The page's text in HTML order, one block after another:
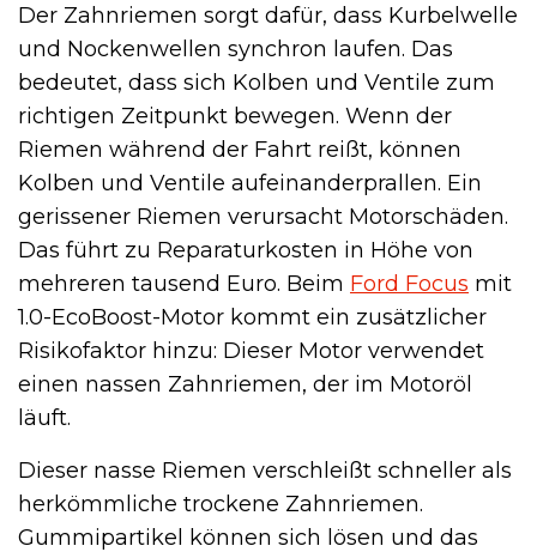
Der Zahnriemen sorgt dafür, dass Kurbelwelle
und Nockenwellen synchron laufen. Das
bedeutet, dass sich Kolben und Ventile zum
richtigen Zeitpunkt bewegen. Wenn der
Riemen während der Fahrt reißt, können
Kolben und Ventile aufeinanderprallen. Ein
gerissener Riemen verursacht Motorschäden.
Das führt zu Reparaturkosten in Höhe von
mehreren tausend Euro. Beim Ford Focus mit
1.0-EcoBoost-Motor kommt ein zusätzlicher
Risikofaktor hinzu: Dieser Motor verwendet
einen nassen Zahnriemen, der im Motoröl
läuft.
Dieser nasse Riemen verschleißt schneller als
herkömmliche trockene Zahnriemen.
Gummipartikel können sich lösen und das